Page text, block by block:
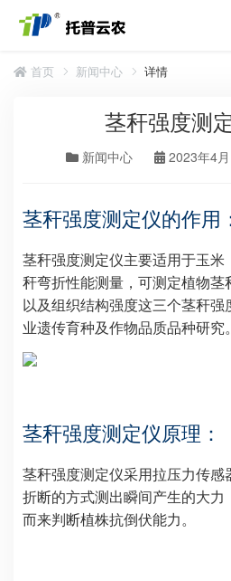
首页 新闻中心 详情
茎秆强度测
新闻中心 2023年4
茎秆强度测定仪的作用
茎秆强度测定仪主要适用于玉
秆弯折性能测量，可测定植物
以及组织结构强度这三个茎秆
业遗传育种及作物品质品种研究。
茎秆强度测定仪原理：
茎秆强度测定仪采用拉压力传感
折断的方式测出瞬间产生的大
而来判断植株抗倒伏能力。